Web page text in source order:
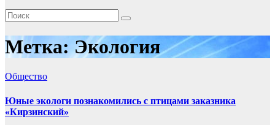
Метка:Экология
Общество
Юные экологи познакомились с птицами заказника
«Кирзинский»